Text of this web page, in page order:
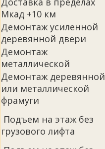
Мкад +10 км
Демонтаж усиленной
деревянной двери
Демонтаж
металлической
Демонтаж деревянной
или металлической
фрамуги
Подъем на этаж без
грузового лифта